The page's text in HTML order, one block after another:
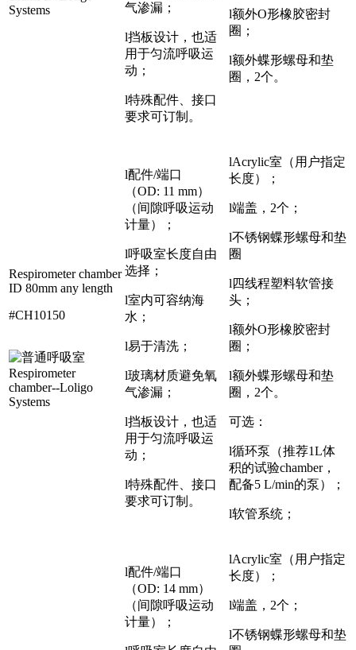
气渗漏；
l挡板设计，也适
用于匀流呼吸运
动；
l特殊配件、接口
要求可订制。
l额外O形橡胶密封
圈；
l额外蝶形螺母和垫
圈，2个。
Respirometer chamber
ID 80mm any length
#CH10150
l配件/端口
（OD: 11 mm）
（间隙呼吸运动
计量）；
l呼吸室长度自由
选择；
l室内可容纳海
水；
l易于清洗；
l玻璃材质避免氧
气渗漏；
l挡板设计，也适
用于匀流呼吸运
动；
l特殊配件、接口
要求可订制。
lAcrylic室（用户指定
长度）；
l端盖，2个；
l不锈钢蝶形螺母和垫
圈
l四线程塑料软管接
头；
l额外O形橡胶密封
圈；
l额外蝶形螺母和垫
圈，2个。
可选：
l循环泵（推荐1L体
积的试验chamber，
配备5 L/min的泵）；
l软管系统；
l配件/端口
（OD: 14 mm）
（间隙呼吸运动
计量）；
lAcrylic室（用户指定
长度）；
l端盖，2个；
l不锈钢蝶形螺母和垫